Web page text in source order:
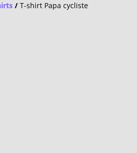
/ T-shirt Papa cycliste